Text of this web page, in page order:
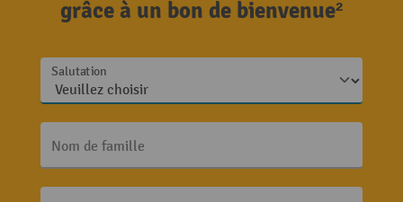
grâce à un bon de bienvenue²
Salutation
Nom de famille